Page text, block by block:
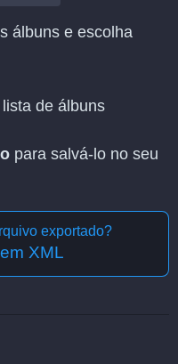
álbuns e escolha
de álbuns
para salvá-lo no seu
exportado?
XML